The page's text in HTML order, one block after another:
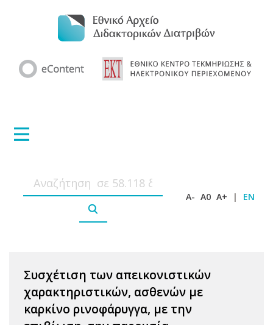
A- A0 A+ | EN
Συσχέτιση των απεικονιστικών
χαρακτηριστικών, ασθενών με
καρκίνο ρινοφάρυγγα, με την